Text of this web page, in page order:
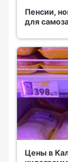
Пенсии,
для
Цены в